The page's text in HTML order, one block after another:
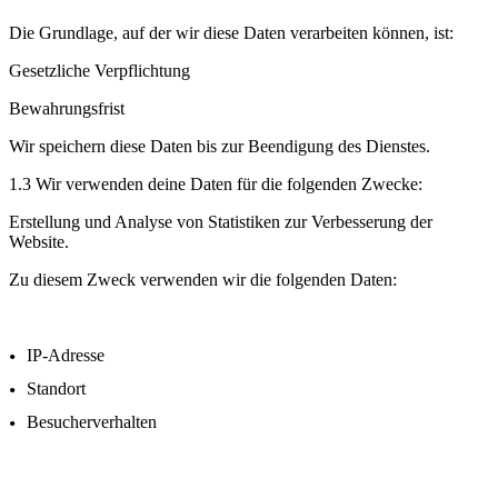
Die Grundlage, auf der wir diese Daten verarbeiten können, ist:
Gesetzliche Verpflichtung
Bewahrungsfrist
Wir speichern diese Daten bis zur Beendigung des Dienstes.
1.3 Wir verwenden deine Daten für die folgenden Zwecke:
Erstellung und Analyse von Statistiken zur Verbesserung der
Website.
Zu diesem Zweck verwenden wir die folgenden Daten:
IP-Adresse
Standort
Besucherverhalten